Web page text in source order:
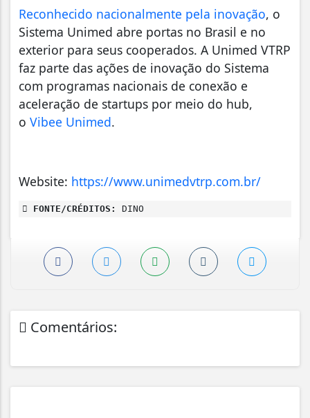
Reconhecido nacionalmente pela inovação, o
Sistema Unimed abre portas no Brasil e no
exterior para seus cooperados. A Unimed VTRP
faz parte das ações de inovação do Sistema
com programas nacionais de conexão e
aceleração de startups por meio do hub,
o Vibee Unimed.
Website: https://www.unimedvtrp.com.br/
FONTE/CRÉDITOS: DINO
Comentários: